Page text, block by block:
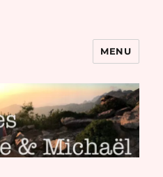
Mathilde et
MENU